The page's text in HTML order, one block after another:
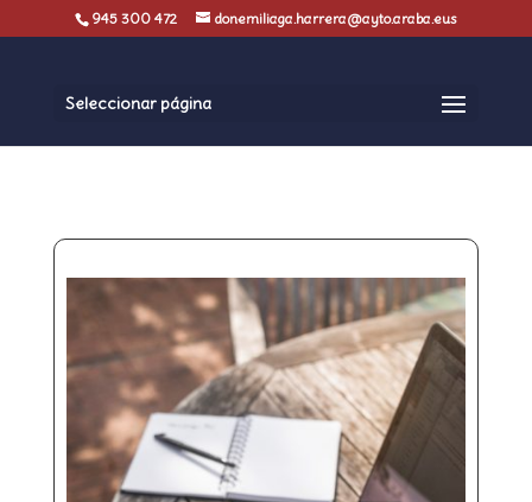
945 300 472 donemiliaga.harrera@ayto.araba.eus
Seleccionar página